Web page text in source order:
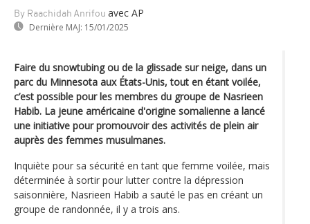
By Raachidah Anrifou avec AP
Dernière MAJ: 15/01/2025
Faire du snowtubing ou de la glissade sur neige, dans un
parc du Minnesota aux États-Unis, tout en étant voilée,
c’est possible pour les membres du groupe de Nasrieen
Habib. La jeune américaine d'origine somalienne a lancé
une initiative pour promouvoir des activités de plein air
auprès des femmes musulmanes.
Inquiète pour sa sécurité en tant que femme voilée, mais
déterminée à sortir pour lutter contre la dépression
saisonnière, Nasrieen Habib a sauté le pas en créant un
groupe de randonnée, il y a trois ans.